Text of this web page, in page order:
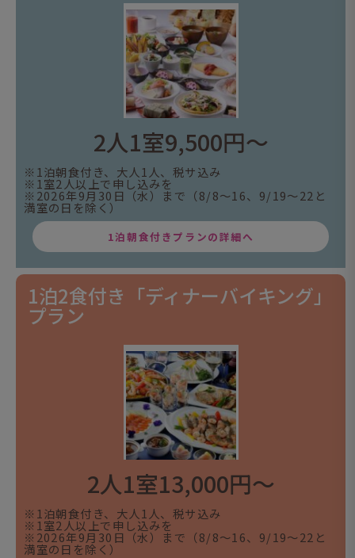
2人1室9,500円～
※1泊朝食付き、大人1人、税サ込み
※1室2人以上で申し込みを
※2026年9月30日（水）まで（8/8～16、9/19～22と
満室の日を除く）
1泊朝食付きプランの詳細へ
1泊2食付き「ディナーバイキング」
プラン
2人1室13,000円～
※1泊朝食付き、大人1人、税サ込み
※1室2人以上で申し込みを
※2026年9月30日（水）まで（8/8～16、9/19～22と
満室の日を除く）